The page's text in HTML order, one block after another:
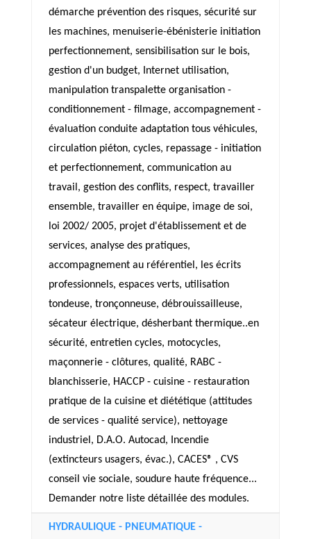
démarche prévention des risques, sécurité sur
les machines, menuiserie-ébénisterie initiation
perfectionnement, sensibilisation sur le bois,
gestion d'un budget, Internet utilisation,
manipulation transpalette organisation -
conditionnement - filmage, accompagnement -
évaluation conduite adaptation tous véhicules,
circulation piéton, cycles, repassage - initiation
et perfectionnement, communication au
travail, gestion des conflits, respect, travailler
ensemble, travailler en équipe, image de soi,
loi 2002/ 2005, projet d'établissement et de
services, analyse des pratiques,
accompagnement au référentiel, les écrits
professionnels, espaces verts, utilisation
tondeuse, tronçonneuse, débrouissailleuse,
sécateur électrique, désherbant thermique..en
sécurité, entretien cycles, motocycles,
maçonnerie - clôtures, qualité, RABC -
blanchisserie, HACCP - cuisine - restauration
pratique de la cuisine et diététique (attitudes
de services - qualité service), nettoyage
industriel, D.A.O. Autocad, Incendie
(extincteurs usagers, évac.), CACES® , CVS
conseil vie sociale, soudure haute fréquence...
Demander notre liste détaillée des modules.
HYDRAULIQUE - PNEUMATIQUE -